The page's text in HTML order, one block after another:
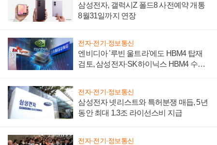
삼성전자, 갤럭시Z 폴드8 사전예약 개통
8월31일까지 연장
전자·전기·정보통신
엔비디아 '루빈 울트라'에도 HBM4 탑재
검토, 삼성전자·SK하이닉스 HBM4 수율
전자·전기·정보통신
삼성전자 넷리스트와 특허분쟁 매듭, 5년
동안 최대 1.3조 라이선스비 지급
전자·전기·정보통신